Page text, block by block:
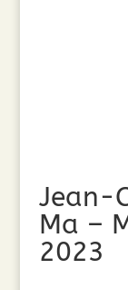
Jean-
Ma –
2023